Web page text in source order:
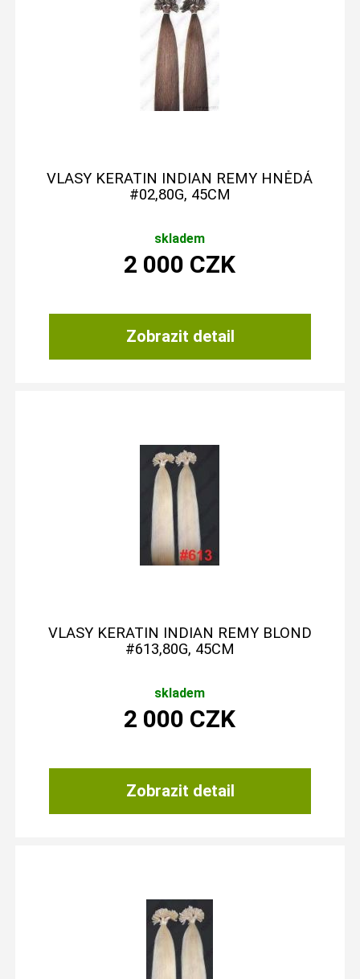
VLASY KERATIN INDIAN REMY HNĚDÁ
#02,80G, 45CM
skladem
Zobrazit detail
2 000 CZK
VLASY KERATIN INDIAN REMY BLOND
#613,80G, 45CM
skladem
Zobrazit detail
2 000 CZK